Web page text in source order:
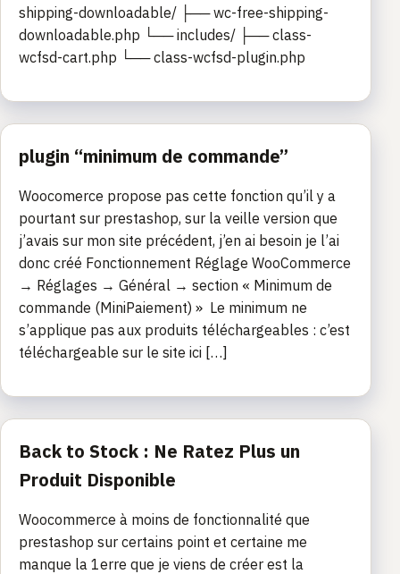
shipping-downloadable/ ├── wc-free-shipping-
downloadable.php └── includes/ ├── class-
wcfsd-cart.php └── class-wcfsd-plugin.php
plugin “minimum de commande”
Woocomerce propose pas cette fonction qu’il y a
pourtant sur prestashop, sur la veille version que
j’avais sur mon site précédent, j’en ai besoin je l’ai
donc créé Fonctionnement Réglage WooCommerce
→ Réglages → Général → section « Minimum de
commande (MiniPaiement) » Le minimum ne
s’applique pas aux produits téléchargeables : c’est
téléchargeable sur le site ici […]
Back to Stock : Ne Ratez Plus un
Produit Disponible
Woocommerce à moins de fonctionnalité que
prestashop sur certains point et certaine me
manque la 1erre que je viens de créer est la